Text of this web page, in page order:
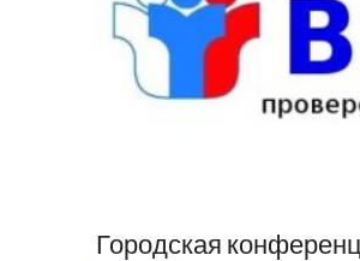
Городская